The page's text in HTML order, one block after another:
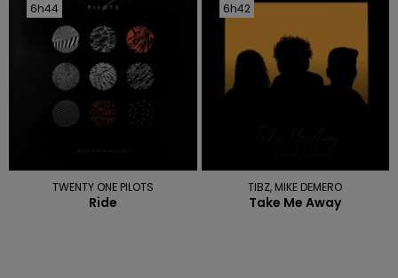
6h44
6h44
TWENTY ONE PILOTS
Ride
6h42
6h42
TIBZ, MIKE DEMERO
Take Me Away